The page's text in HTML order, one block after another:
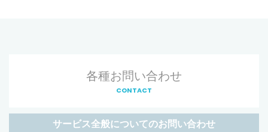
各種お問い合わせ
CONTACT
サービス全般についてのお問い合わせ